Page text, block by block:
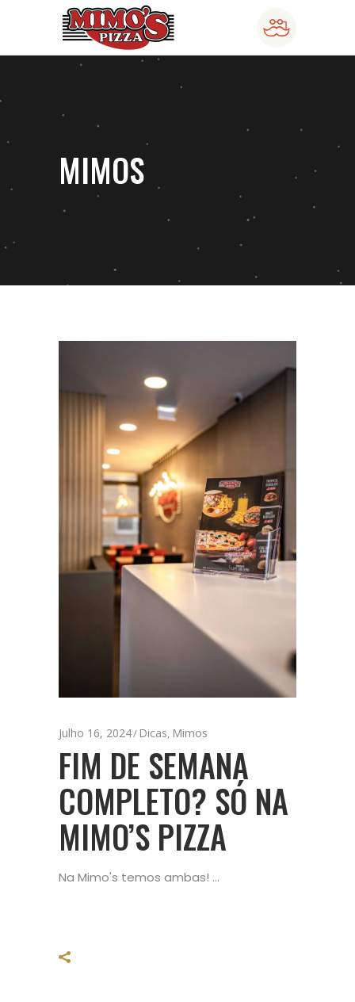
MIMOS
Julho 16, 2024 Dicas, Mimos
FIM DE SEMANA
COMPLETO? SÓ NA
MIMO’S PIZZA
Na Mimo's temos ambas!